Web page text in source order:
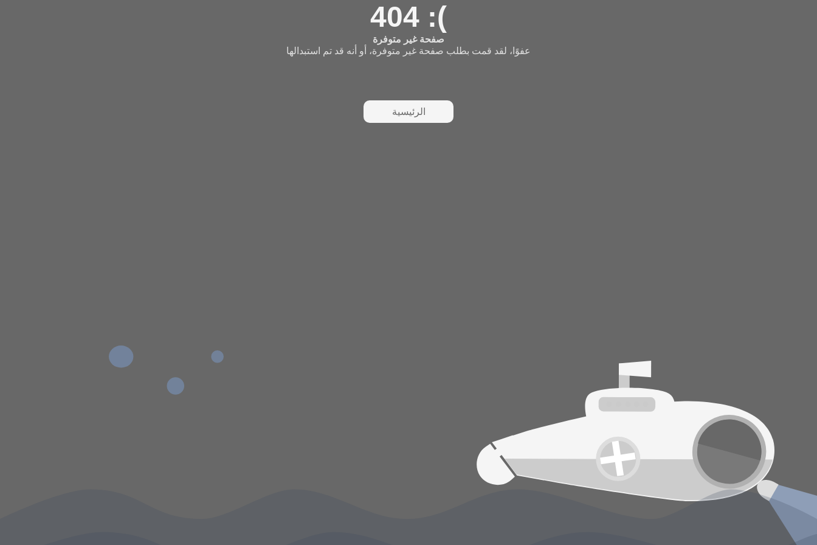
404 :(
صفحة غير متوفرة
عفوًا، لقد قمت بطلب صفحة غير متوفرة، أو أنه قد تم استبدالها
الرئيسية